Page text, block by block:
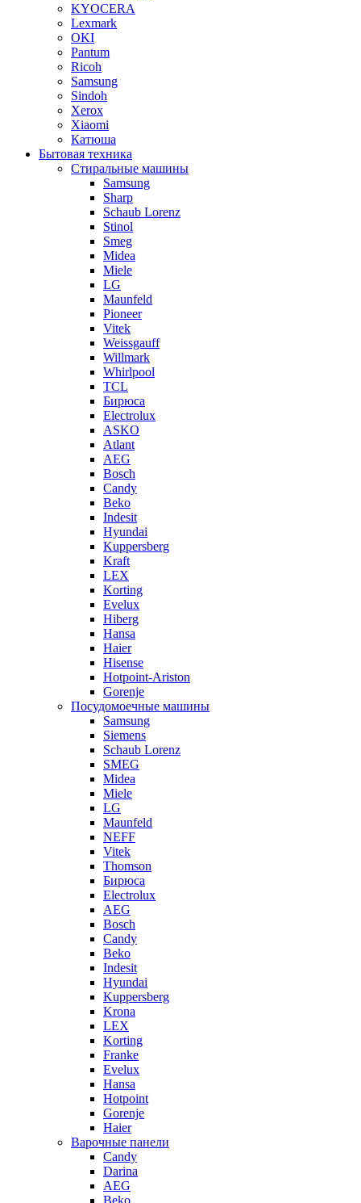
KYOCERA
Lexmark
OKI
Pantum
Ricoh
Samsung
Sindoh
Xerox
Xiaomi
Катюша
Бытовая техника
Стиральные машины
Samsung
Sharp
Schaub Lorenz
Stinol
Smeg
Midea
Miele
LG
Maunfeld
Pioneer
Vitek
Weissgauff
Willmark
Whirlpool
TCL
Бирюса
Electrolux
ASKO
Atlant
AEG
Bosch
Candy
Beko
Indesit
Hyundai
Kuppersberg
Kraft
LEX
Korting
Evelux
Hiberg
Hansa
Haier
Hisense
Hotpoint-Ariston
Gorenje
Посудомоечные машины
Samsung
Siemens
Schaub Lorenz
SMEG
Midea
Miele
LG
Maunfeld
NEFF
Vitek
Thomson
Бирюса
Electrolux
AEG
Bosch
Candy
Beko
Indesit
Hyundai
Kuppersberg
Krona
LEX
Korting
Franke
Evelux
Hansa
Hotpoint
Gorenje
Haier
Варочные панели
Candy
Darina
AEG